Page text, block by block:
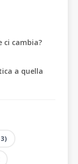
ci cambia?
a quella